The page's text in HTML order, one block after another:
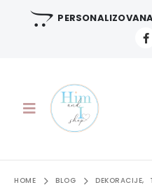
HOME BLOG DEKORACIJE,